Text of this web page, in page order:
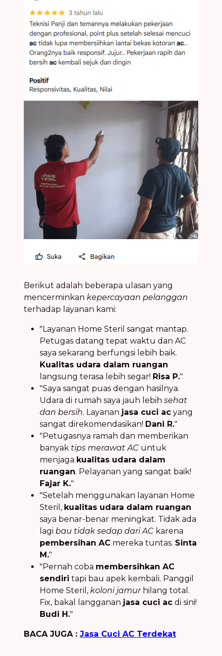
Berikut adalah beberapa ulasan yang
mencerminkan kepercayaan pelanggan
terhadap layanan kami:
"Layanan Home Steril sangat mantap.
Petugas datang tepat waktu dan AC
saya sekarang berfungsi lebih baik.
Kualitas udara dalam ruangan
langsung terasa lebih segar! Risa P."
"Saya sangat puas dengan hasilnya.
Udara di rumah saya jauh lebih sehat
dan bersih. Layanan jasa cuci ac yang
sangat direkomendasikan! Dani R."
"Petugasnya ramah dan memberikan
banyak tips merawat AC untuk
menjaga kualitas udara dalam
ruangan. Pelayanan yang sangat baik!
Fajar K."
"Setelah menggunakan layanan Home
Steril, kualitas udara dalam ruangan
saya benar-benar meningkat. Tidak ada
lagi bau tidak sedap dari AC karena
pembersihan AC mereka tuntas. Sinta
M."
"Pernah coba membersihkan AC
sendiri tapi bau apek kembali. Panggil
Home Steril, koloni jamurhilang total.
Fix, bakal langganan jasa cuci ac di sini!
Budi H."
BACA JUGA : Jasa Cuci AC Terdekat